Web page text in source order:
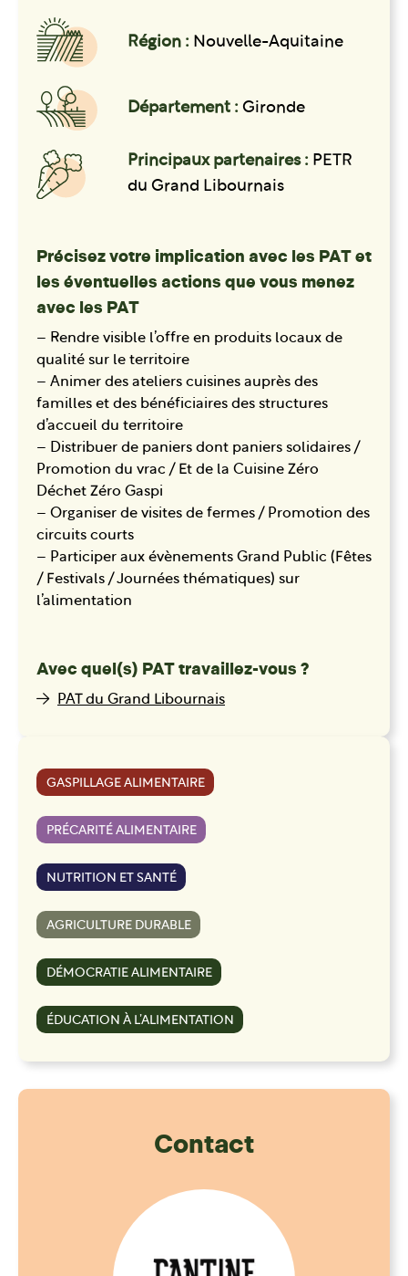
Région : Nouvelle-Aquitaine
Département : Gironde
Principaux partenaires : PETR
du Grand Libournais
Précisez votre implication avec les PAT et
les éventuelles actions que vous menez
avec les PAT
– Rendre visible l’offre en produits locaux de
qualité sur le territoire
– Animer des ateliers cuisines auprès des
familles et des bénéficiaires des structures
d’accueil du territoire
– Distribuer de paniers dont paniers solidaires /
Promotion du vrac / Et de la Cuisine Zéro
Déchet Zéro Gaspi
– Organiser de visites de fermes / Promotion des
circuits courts
– Participer aux évènements Grand Public (Fêtes
/ Festivals / Journées thématiques) sur
l’alimentation
Avec quel(s) PAT travaillez-vous ?
PAT du Grand Libournais
GASPILLAGE ALIMENTAIRE
PRÉCARITÉ ALIMENTAIRE
NUTRITION ET SANTÉ
AGRICULTURE DURABLE
DÉMOCRATIE ALIMENTAIRE
ÉDUCATION À L’ALIMENTATION
Contact